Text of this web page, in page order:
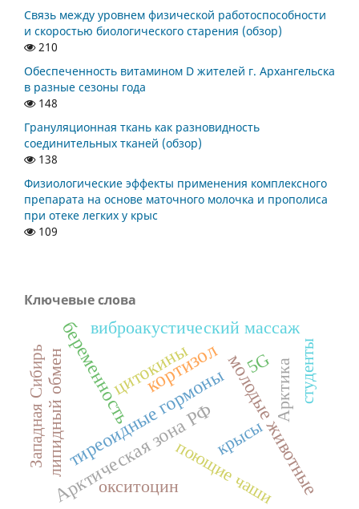
Связь между уровнем физической работоспособности
и скоростью биологического старения (обзор)
210
Обеспеченность витамином D жителей г. Архангельска
в разные сезоны года
148
Грануляционная ткань как разновидность
соединительных тканей (обзор)
138
Физиологические эффекты применения комплексного
препарата на основе маточного молочка и прополиса
при отеке легких у крыс
109
Ключевые слова
кортизол
тиреоидные гормоны
беременностьцитокины
Арктическая зона РФмолодые животные
крысы
Арктика
виброакустический массаж
поющие чаши
окситоцин
липидный обмен 5G студенты
Западная Сибирь